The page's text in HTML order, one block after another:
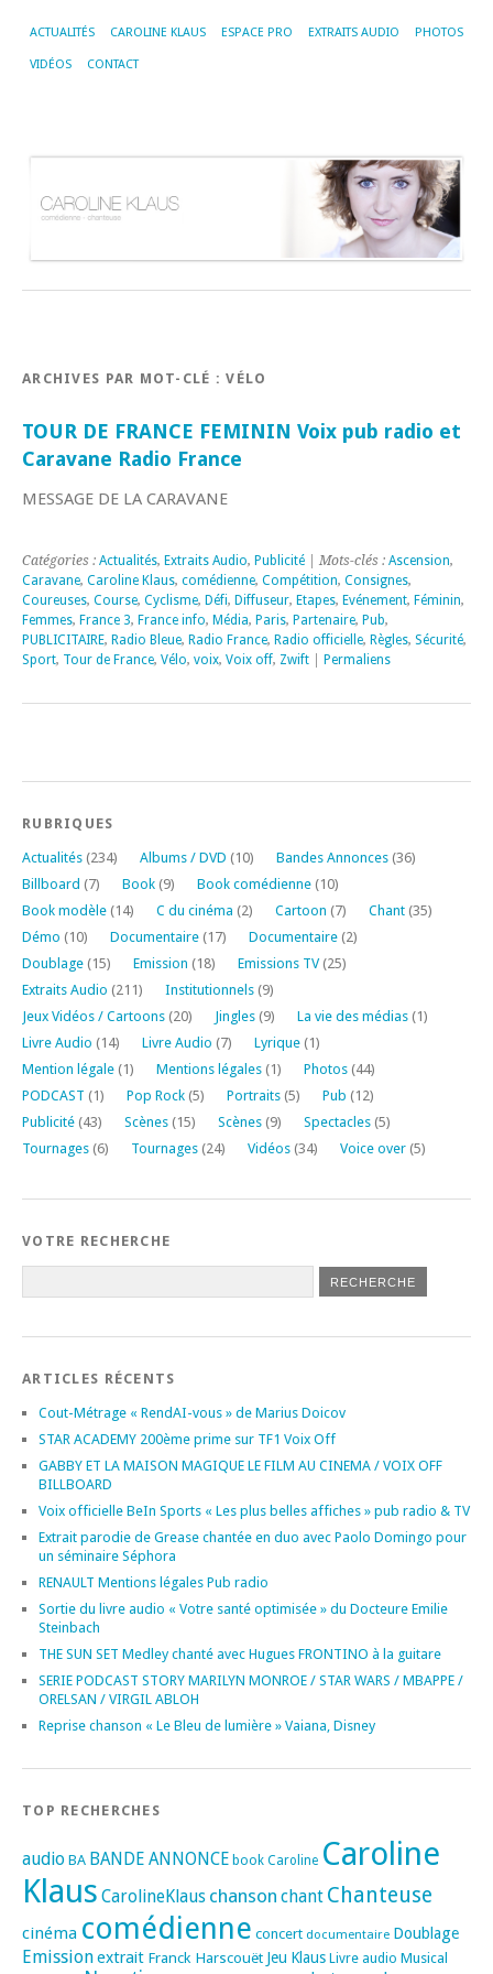
ACTUALITÉS CAROLINE KLAUS ESPACE PRO EXTRAITS AUDIO PHOTOS
VIDÉOS CONTACT
ARCHIVES PAR MOT-CLÉ :VÉLO
TOUR DE FRANCE FEMININ Voix pub radio et
Caravane Radio France
MESSAGE DE LA CARAVANE
Catégories : Actualités, Extraits Audio, Publicité | Mots-clés : Ascension,
Caravane, Caroline Klaus, comédienne, Compétition, Consignes,
Coureuses, Course, Cyclisme, Défi, Diffuseur, Etapes, Evénement, Féminin,
Femmes, France 3, France info, Média, Paris, Partenaire, Pub,
PUBLICITAIRE, Radio Bleue, Radio France, Radio officielle, Règles, Sécurité,
Sport, Tour de France, Vélo, voix, Voix off, Zwift Permaliens
RUBRIQUES
Actualités (234) Albums / DVD (10) Bandes Annonces (36)
Billboard (7) Book (9) Book comédienne (10)
Book modèle (14) C du cinéma (2) Cartoon (7) Chant (35)
Démo (10) Documentaire (17) Documentaire (2)
Doublage (15) Emission (18) Emissions TV(25)
Extraits Audio (211) Institutionnels (9)
Jeux Vidéos / Cartoons (20) Jingles (9) La vie des médias (1)
Livre Audio (14) Livre Audio (7) Lyrique (1)
Mention légale (1) Mentions légales (1) Photos (44)
PODCAST (1) Pop Rock (5) Portraits (5) Pub (12)
Publicité (43) Scènes (15) Scènes (9) Spectacles (5)
Tournages (6) Tournages (24) Vidéos (34) Voice over (5)
VOTRE RECHERCHE
ARTICLES RÉCENTS
Cout-Métrage « RendAI-vous » de Marius Doicov
STAR ACADEMY 200ème prime sur TF1 Voix Off
GABBY ET LA MAISON MAGIQUE LE FILM AU CINEMA / VOIX OFF
BILLBOARD
Voix officielle BeIn Sports « Les plus belles affiches » pub radio & TV
Extrait parodie de Grease chantée en duo avec Paolo Domingo pour
un séminaire Séphora
RENAULT Mentions légales Pub radio
Sortie du livre audio « Votre santé optimisée » du Docteure Emilie
Steinbach
THE SUN SET Medley chanté avec Hugues FRONTINO à la guitare
SERIE PODCAST STORY MARILYN MONROE / STAR WARS / MBAPPE /
ORELSAN / VIRGIL ABLOH
Reprise chanson « Le Bleu de lumière » Vaiana, Disney
TOP RECHERCHES
audio BA BANDE ANNONCE book Caroline Caroline
Klaus CarolineKlaus chanson chant Chanteuse
cinéma comédienne concert documentaire Doublage
Emissionextrait Franck Harscouët Jeu Klaus Livre audio Musical